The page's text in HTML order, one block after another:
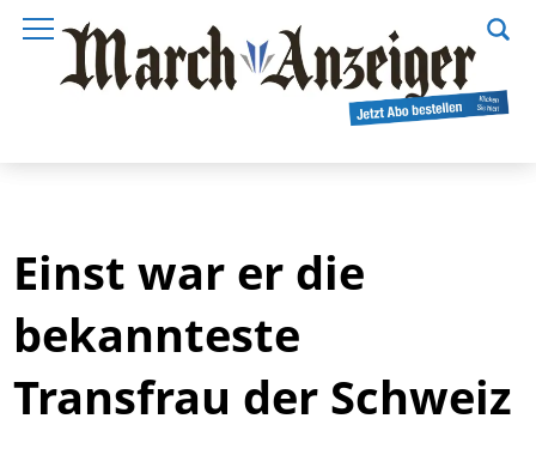
Einst war er die
bekannteste
Transfrau der Schweiz